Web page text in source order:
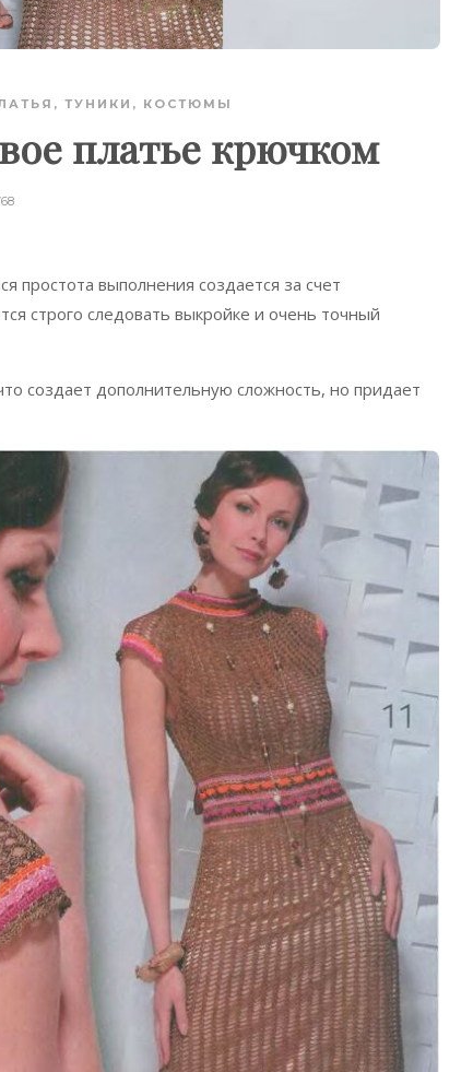
ТУНИКИ, КОСТЮМЫ
платье крючком
простота выполнения создается за счет
строго следовать выкройке и очень точный
создает дополнительную сложность, но придает